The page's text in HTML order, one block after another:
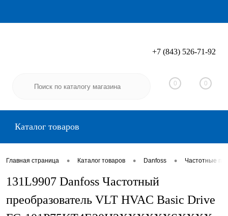
Вход Регистрация
+7 (843) 526-71-92
0 0
Каталог товаров
Главная страница • Каталог товаров • Danfoss • Частотные
131L9907 Danfoss Частотный
преобразователь VLT HVAC Basic Drive